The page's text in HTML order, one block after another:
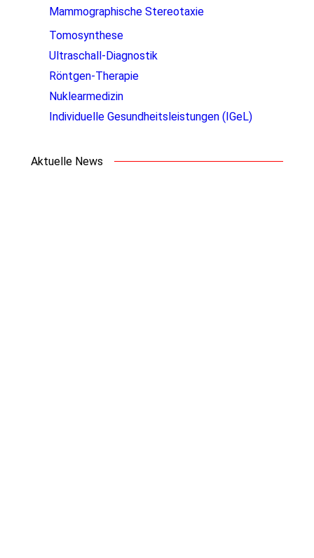
Mammographische Stereotaxie
Tomosynthese
Ultraschall-Diagnostik
Röntgen-Therapie
Nuklearmedizin
Individuelle Gesundheitsleistungen (IGeL)
Aktuelle News